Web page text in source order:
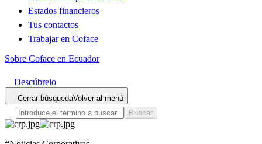
Estados financieros
Tus contactos
Trabajar en Coface
Sobre Coface en Ecuador
Descúbrelo
Cerrar búsquedaVolver al menú
Buscar